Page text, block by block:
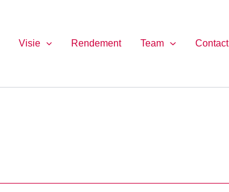
Visie Rendement Team Contact